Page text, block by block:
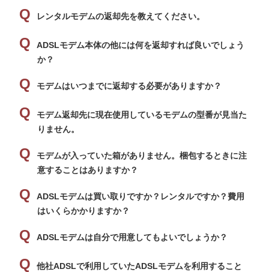
レンタルモデムの返却先を教えてください。
ADSLモデム本体の他には何を返却すれば良いでしょう
か？
モデムはいつまでに返却する必要がありますか？
モデム返却先に現在使用しているモデムの型番が見当た
りません。
モデムが入っていた箱がありません。梱包するときに注
意することはありますか？
ADSLモデムは買い取りですか？レンタルですか？費用
はいくらかかりますか？
ADSLモデムは自分で用意してもよいでしょうか？
他社ADSLで利用していたADSLモデムを利用すること